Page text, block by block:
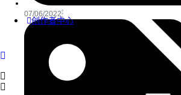
创作者中心
07/06/2022